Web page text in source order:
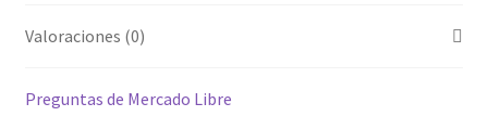
Valoraciones (0)
Preguntas de Mercado Libre